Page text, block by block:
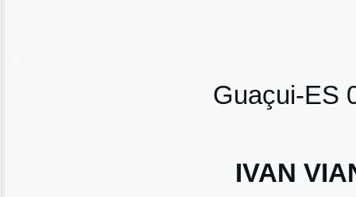
Guaçui-ES
IVAN